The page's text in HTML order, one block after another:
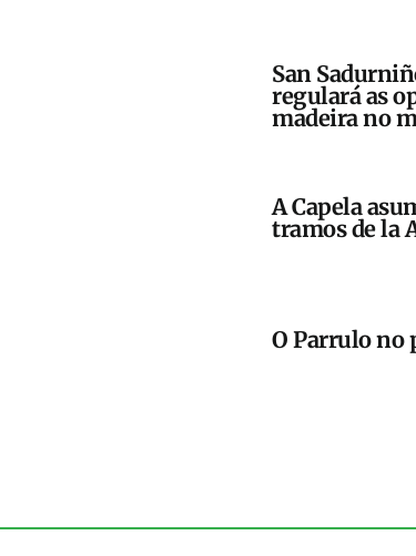
San
regulará as
madeira no
A Capela
tramos de la
O Parrulo no